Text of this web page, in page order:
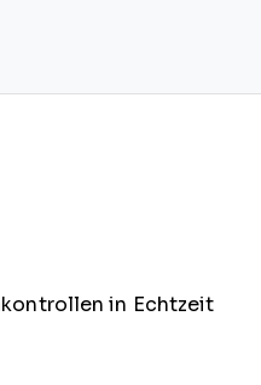
in Echtzeit